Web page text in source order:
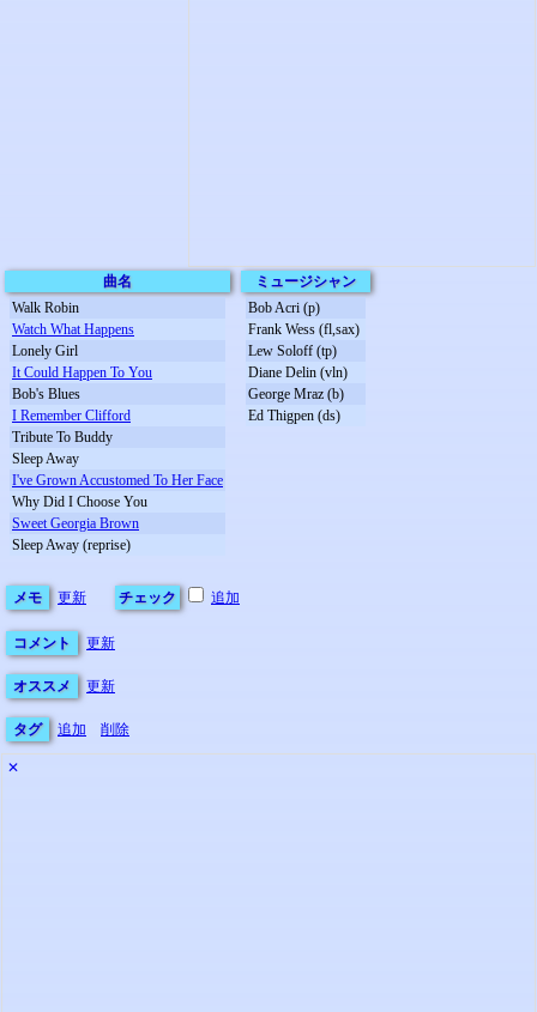
曲名
Walk Robin
Watch What Happens
Lonely Girl
It Could Happen To You
Bob's Blues
I Remember Clifford
Tribute To Buddy
Sleep Away
I've Grown Accustomed To Her Face
Why Did I Choose You
Sweet Georgia Brown
Sleep Away (reprise)
ミュージシャン
Bob Acri (p)
Frank Wess (fl,sax)
Lew Soloff (tp)
Diane Delin (vln)
George Mraz (b)
Ed Thigpen (ds)
メモ 更新 チェック 追加
コメント 更新
オススメ 更新
タグ 追加 削除
✕